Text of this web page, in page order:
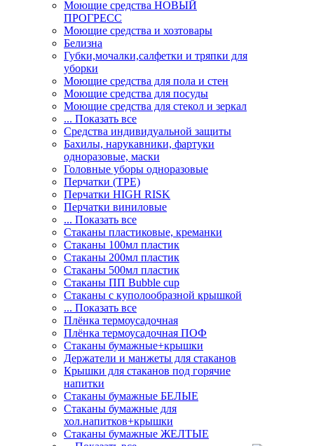
Моющие средства НОВЫЙ
ПРОГРЕСС
Моющие средства и хозтовары
Белизна
Губки,мочалки,салфетки и тряпки для
уборки
Моющие средства для пола и стен
Моющие средства для посуды
Моющие средства для стекол и зеркал
... Показать все
Средства индивидуальной защиты
Бахилы, нарукавники, фартуки
одноразовые, маски
Головные уборы одноразовые
Перчатки (ТРЕ)
Перчатки HIGH RISK
Перчатки виниловые
... Показать все
Стаканы пластиковые, креманки
Стаканы 100мл пластик
Стаканы 200мл пластик
Стаканы 500мл пластик
Стаканы ПП Bubble cup
Стаканы с куполообразной крышкой
... Показать все
Плёнка термоусадочная
Плёнка термоусадочная ПОФ
Стаканы бумажные+крышки
Держатели и манжеты для стаканов
Крышки для стаканов под горячие
напитки
Стаканы бумажные БЕЛЫЕ
Стаканы бумажные для
хол.напитков+крышки
Стаканы бумажные ЖЕЛТЫЕ